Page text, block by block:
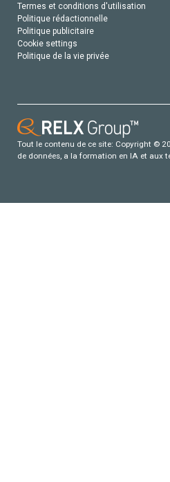
Termes et conditions d'utilisation
Politique rédactionnelle
Politique publicitaire
Cookie settings
Politique de la vie privée
Tout le contenu de ce site: Copyright ©
de données, a la formation en IA et aux